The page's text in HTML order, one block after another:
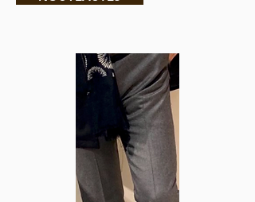
business casual